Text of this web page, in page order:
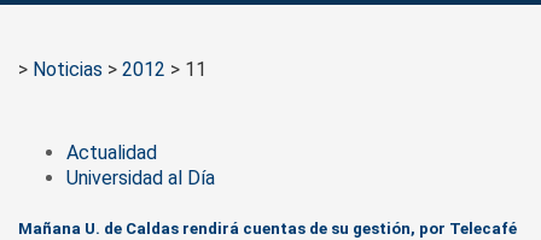
> Noticias > 2012 > 11
Actualidad
Universidad al Día
Mañana U. de Caldas rendirá cuentas de su gestión, por Telecafé